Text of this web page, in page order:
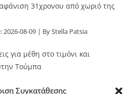
Συγκατάθεσης
31χρονου από χωριό της
2026-08-09 By Stella Patsia
για μέθη στο τιμόνι και
Τούμπα